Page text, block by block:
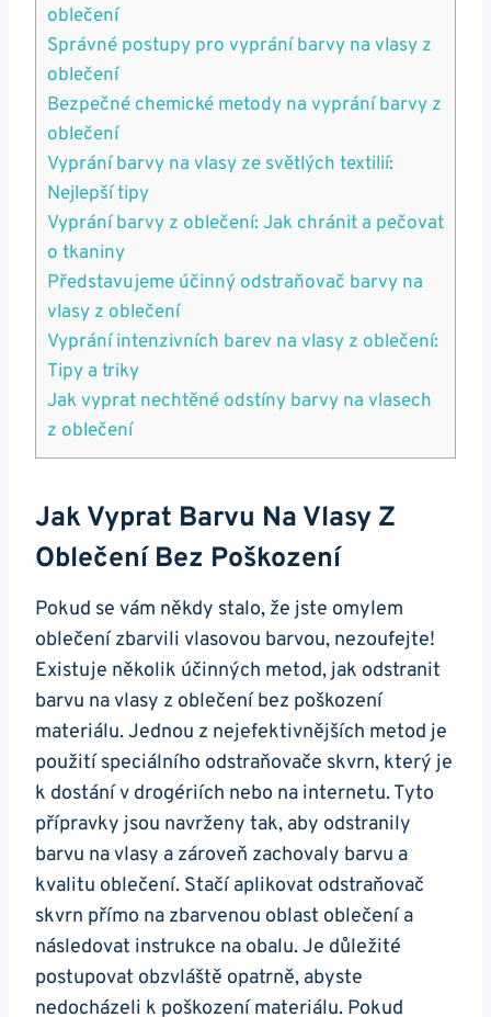
oblečení
Správné postupy pro vyprání barvy na vlasy z
oblečení
Bezpečné chemické metody na vyprání barvy z
oblečení
Vyprání barvy na vlasy ze světlých textilií:
Nejlepší tipy
Vyprání barvy z oblečení: Jak chránit a pečovat
o tkaniny
Představujeme účinný odstraňovač barvy na
vlasy z oblečení
Vyprání intenzivních barev na vlasy z oblečení:
Tipy a triky
Jak vyprat nechtěné odstíny barvy na vlasech
z oblečení
Jak Vyprat Barvu Na Vlasy Z
Oblečení Bez Poškození
Pokud se vám někdy stalo, že jste omylem
oblečení zbarvili vlasovou barvou, nezoufejte!
Existuje několik účinných metod, jak odstranit
barvu na vlasy z oblečení bez poškození
materiálu. Jednou z nejefektivnějších metod je
použití speciálního odstraňovače skvrn, který je
k dostání v drogériích nebo na internetu. Tyto
přípravky jsou navrženy tak, aby odstranily
barvu na vlasy a zároveň zachovaly barvu a
kvalitu oblečení. Stačí aplikovat odstraňovač
skvrn přímo na zbarvenou oblast oblečení a
následovat instrukce na obalu. Je důležité
postupovat obzvláště opatrně, abyste
nedocházeli k poškození materiálu. Pokud